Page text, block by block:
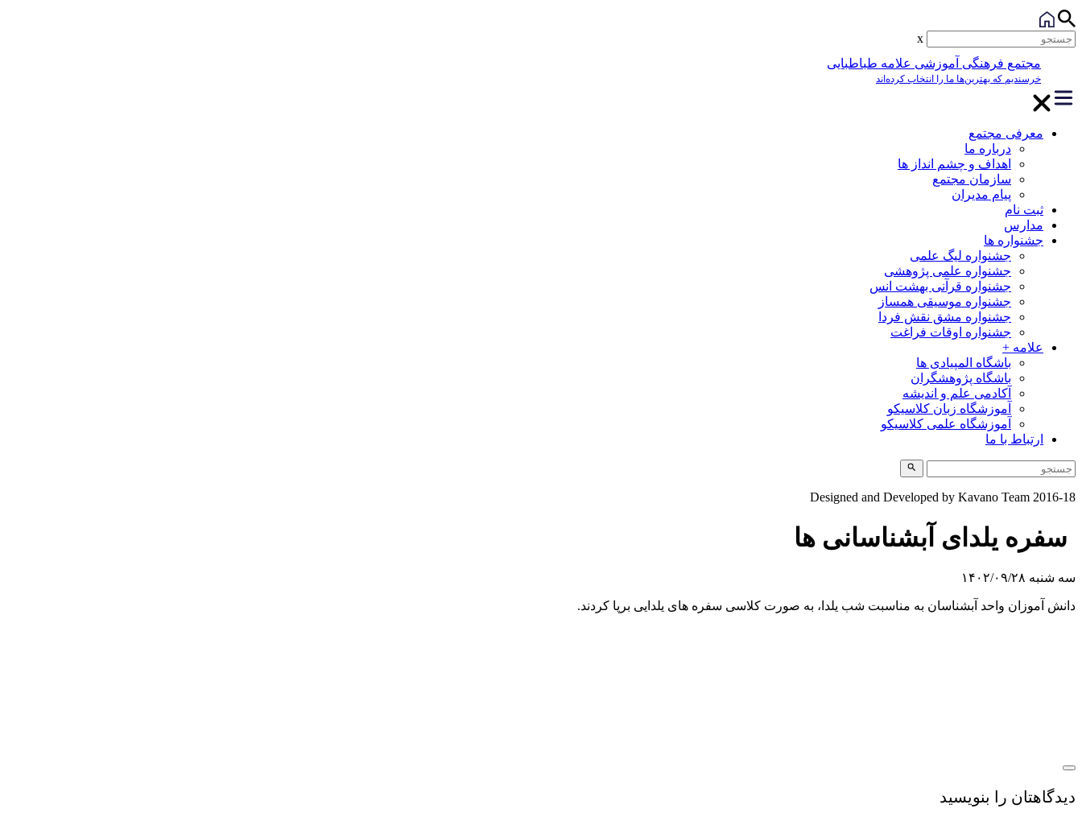
x
مجتمع فرهنگی آموزشی علامه طباطبایی
خرسندیم که بهترین‌ها ما را انتخاب کرده‌اند
معرفی مجتمع
درباره ما
اهداف و چشم انداز ها
سازمان مجتمع
پیام مدیران
ثبت نام
مدارس
جشنواره ها
جشنواره لیگ علمی
جشنواره علمی پژوهشی
جشنواره قرآنی بهشت انس
جشنواره موسیقی همساز
جشنواره مشق نقش فردا
جشنواره اوقات فراغت
علامه +
باشگاه المپیادی ها
باشگاه پژوهشگران
آکادمی علم و اندیشه
آموزشگاه زبان کلاسیکو
آموزشگاه علمی کلاسیکو
ارتباط با ما
Designed and Developed by Kavano Team 2016-18
سفره یلدای آبشناسانی ها
سه شنبه ۱۴۰۲/۰۹/۲۸
دانش آموزان واحد آبشناسان به مناسبت شب یلدا، به صورت کلاسی سفره های یلدایی برپا کردند.
دیدگاهتان را بنویسید